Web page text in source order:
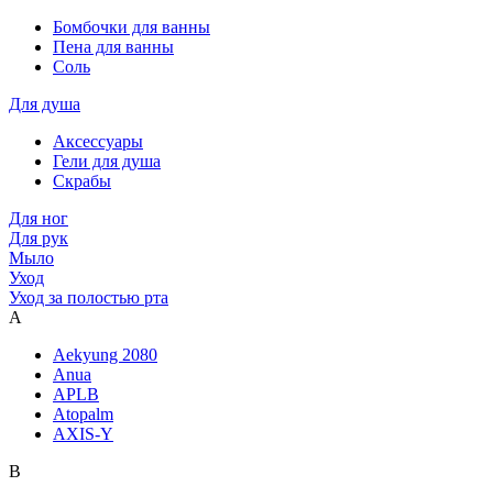
Бомбочки для ванны
Пена для ванны
Соль
Для душа
Аксессуары
Гели для душа
Скрабы
Для ног
Для рук
Мыло
Уход
Уход за полостью рта
A
Aekyung 2080
Anua
APLB
Atopalm
AXIS-Y
B